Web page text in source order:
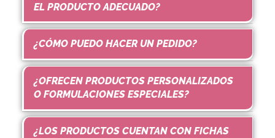
EL PRODUCTO ADECUADO?
¿CÓMO PUEDO HACER UN PEDIDO?
¿OFRECEN PRODUCTOS PERSONALIZADOS
O FORMULACIONES ESPECIALES?
¿LOS PRODUCTOS CUENTAN CON FICHAS